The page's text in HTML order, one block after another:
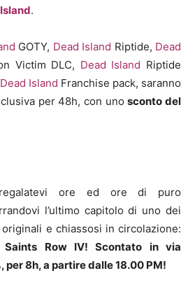
.
GOTY, Dead Island Riptide, Dead
Victim DLC, Dead Island Riptide
Dead Island Franchise pack, saranno
per 48h, con uno sconto del
regalatevi ore ed ore di puro
l’ultimo capitolo di uno dei
e chiassosi in circolazione:
Saints Row IV! Scontato in via
per 8h, a partire dalle 18.00 PM!